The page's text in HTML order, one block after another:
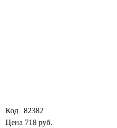
Код
82382
Цена 718 руб.